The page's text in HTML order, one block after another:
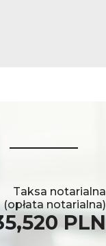
Taksa notarialna
(opłata notarialna)
PLN